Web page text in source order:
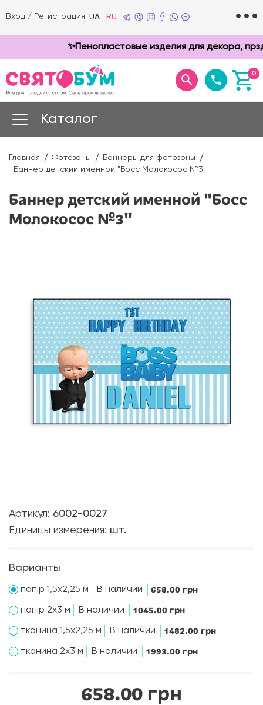
Вход / Регистрация UA RU
✨Пенопластовые изделия для декора,
0
Каталог
Главная Фотозоны
Баннеры для фотозоны
Баннер детский именной "Босс Молокосос №3"
Баннер детский именной "Босс
Молокосос №3"
Артикул: 6002-0027
Единицы измерения: шт.
Варианты
папір 1,5х2,25 м В наличии 658.00 грн
папір 2х3 м В наличии 1045.00 грн
тканина 1,5х2,25 м В наличии 1482.00 грн
тканина 2х3 м В наличии 1993.00 грн
658.00 грн